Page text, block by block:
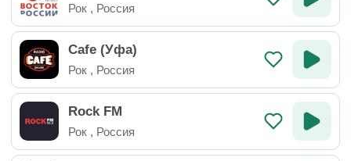
Рок , Россия
Cafe (Уфа)
Рок , Россия
Rock FM
Рок , Россия